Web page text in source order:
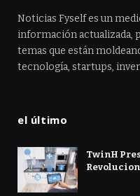
Noticias Fyself es un
información actualizada,
temas que están
tecnología, startups,
el último
TwinH